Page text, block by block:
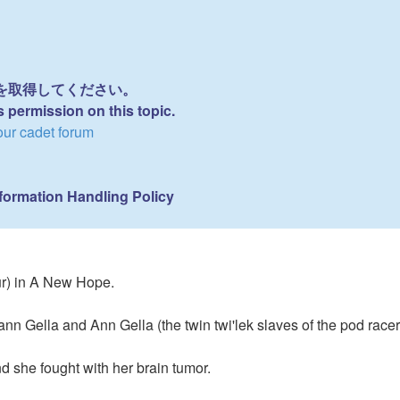
得してください。
permission on this topic.
cadet forum
Handling Policy
in A New Hope.
Gella and Ann Gella (the twin twi'lek slaves of the pod
she fought with her brain tumor.